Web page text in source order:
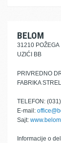
BELOM
31210 POŽEGA
UZIĆI BB
PRIVREDNO
FABRIKA
TELEFON:
E-mail:
Sajt:
Informacije o